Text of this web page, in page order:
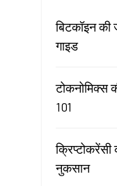
बिटकॉइन की
गाइड
टोकनोमिक्स
101
नुकसान